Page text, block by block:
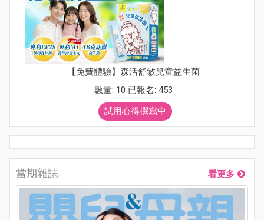
【免費體驗】森活舒敏兒童益生菌
數量: 10 已報名: 453
試用心得撰寫中
當期雜誌 看更多